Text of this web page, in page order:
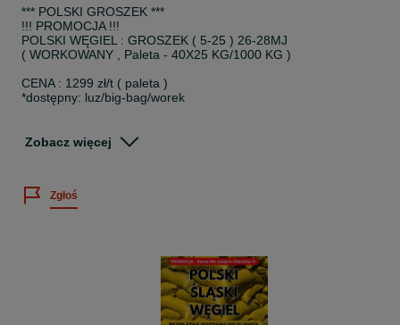
*** POLSKI GROSZEK ***
!!! PROMOCJA !!!
POLSKI WĘGIEL : GROSZEK ( 5-25 ) 26-28MJ
( WORKOWANY , Paleta - 40X25 KG/1000 KG )
CENA : 1299 zł/t ( paleta )
*dostępny: luz/big-bag/worek
6*6*8*7*9*9*0*6*0
ŚLĄSKIE / MAŁOPOLSKIE / PODKARPACKIE /OPOLSKIE
LUBELSKIE /ŚWIĘTOKRZYSKIE / ŁÓDZKIE / MAZOWIECKIE
* Suchy węgiel – wszelkie dostępne u nas produkty składowane są
pod zadaszeniem, przez co żadne czynniki zewnętrzne nie mają
nie wpływu, a sam węgiel zachowuje wszystkie swoje właściwości
Zobacz więcej
Zgłoś